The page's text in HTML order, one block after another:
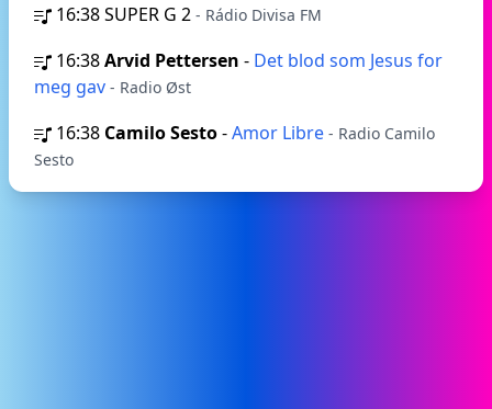
16:38SUPER G 2 - Rádio Divisa FM
16:38Arvid Pettersen - Det blod som Jesus for
meg gav - Radio Øst
16:38 Camilo Sesto-Amor Libre - Radio Camilo
Sesto